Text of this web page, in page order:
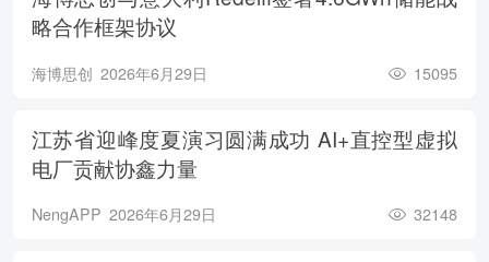
略合作框架协议
海博思创 2026年6月29日 15095
江苏省迎峰度夏演习圆满成功 AI+直控型虚拟
电厂贡献协鑫力量
NengAPP 2026年6月29日 32148